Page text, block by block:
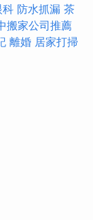
科 防水抓漏 茶
搬家公司推薦
離婚 居家打掃